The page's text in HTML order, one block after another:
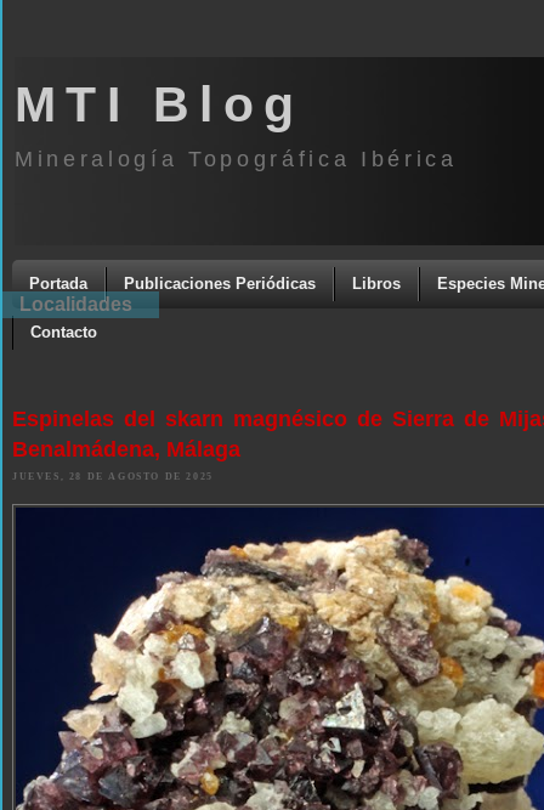
MTI Blog
Mineralogía Topográfica Ibérica
Portada Publicaciones Periódicas Libros Especies
Contacto
Espinelas del skarn magnésico de Sierra de
Benalmádena, Málaga
JUEVES, 28 DE AGOSTO DE 2025
Localidades